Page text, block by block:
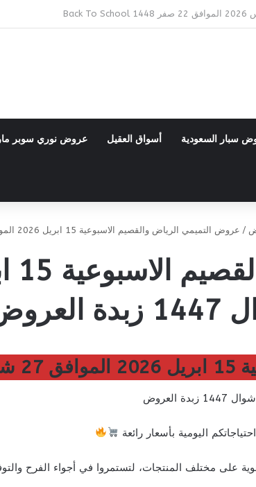
سبار السعودية أسواق العقيل عروض نوري سوبر
/ عروض التميمي الرياض والقصيم الاسبوعية 15 ابريل 2026 الموافق 27 شوال 1447 زبدة العروض
اليومية بأسعار رائعة
على مختلف المنتجات، لتستمروا في أجواء الفرح